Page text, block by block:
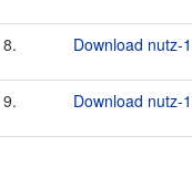
8. Download nutz-
9. Download nutz-